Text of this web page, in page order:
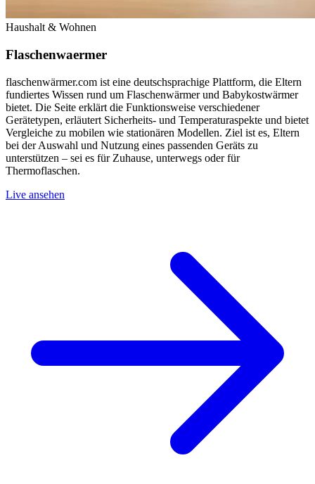
Haushalt & Wohnen
Flaschenwaermer
flaschenwärmer.com ist eine deutschsprachige Plattform, die Eltern
fundiertes Wissen rund um Flaschenwärmer und Babykostwärmer
bietet. Die Seite erklärt die Funktionsweise verschiedener
Gerätetypen, erläutert Sicherheits- und Temperaturaspekte und bietet
Vergleiche zu mobilen wie stationären Modellen. Ziel ist es, Eltern
bei der Auswahl und Nutzung eines passenden Geräts zu
unterstützen – sei es für Zuhause, unterwegs oder für
Thermoflaschen.
Live ansehen